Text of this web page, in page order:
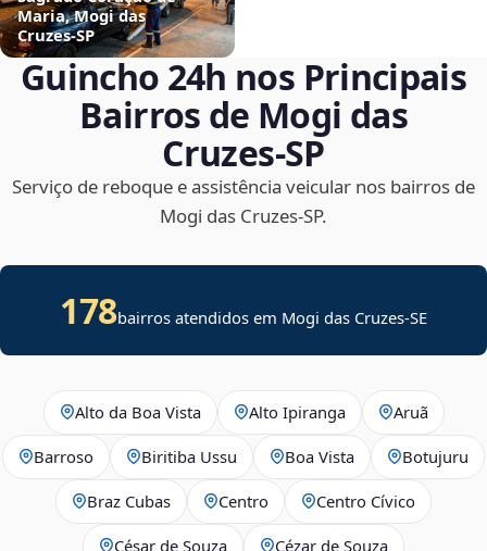
Maria, Mogi das
Cruzes‑SP
Guincho 24h nos Principais
Bairros de Mogi das
Cruzes‑SP
Serviço de reboque e assistência veicular nos bairros de
Mogi das Cruzes‑SP.
178bairros atendidos em Mogi das Cruzes-SE
Alto da Boa Vista Alto Ipiranga Aruã
Barroso Biritiba Ussu Boa Vista Botujuru
Braz Cubas Centro Centro Cívico
César de Souza Cézar de Souza